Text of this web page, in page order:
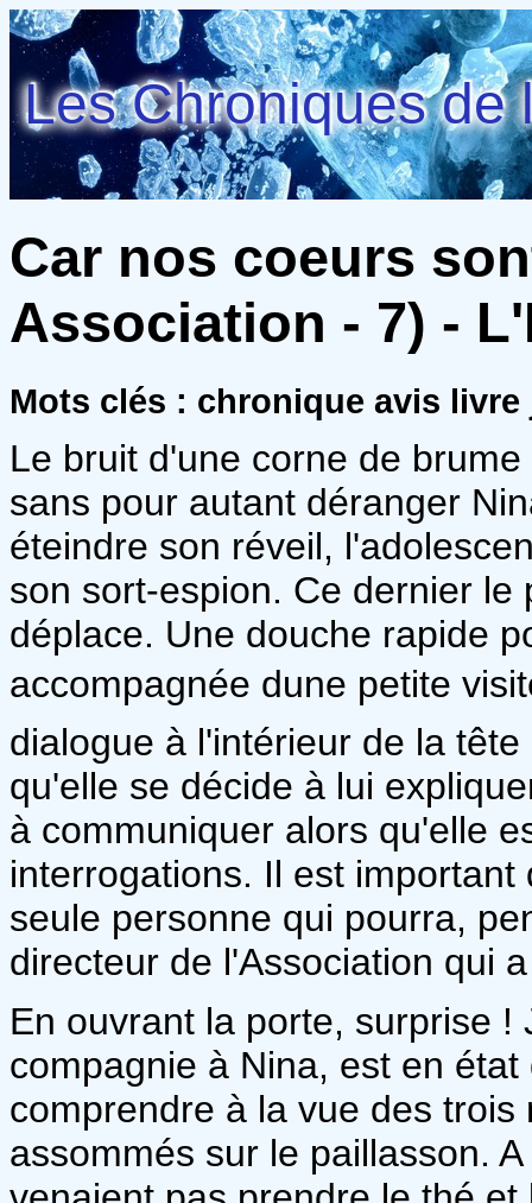
Les Chroniques de
Car nos coeurs
Association - 7) -
Mots clés : chronique avis
Le bruit d'une corne de
sans pour autant déranger
éteindre son réveil,
son sort-espion. Ce dernier
déplace. Une douche rapide
accompagnée dune petite
dialogue à l'intérieur de la
qu'elle se décide à lui
à communiquer alors qu'elle
interrogations. Il est
seule personne qui pourra,
directeur de l'Association qui
En ouvrant la porte, surprise
compagnie à Nina, est en
comprendre à la vue des
assommés sur le paillasson.